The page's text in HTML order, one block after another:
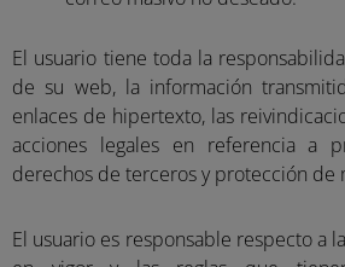
El usuario tiene toda la
de su web, la información
enlaces de hipertexto, las
acciones legales en referencia a
derechos de terceros y protección de
El usuario es responsable respecto a